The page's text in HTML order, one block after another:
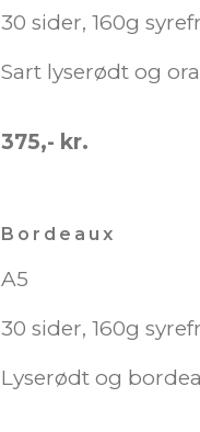
30 sider, 160g
Sart lyserødt og
375,- kr.
Bordeaux
A5
30 sider, 160g
Lyserødt og